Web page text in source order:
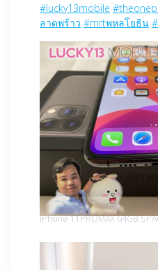
#lucky13mobile
ลาดพร้าว #mrtพหลโยธิน
iPhone 11PROMAX 64GB